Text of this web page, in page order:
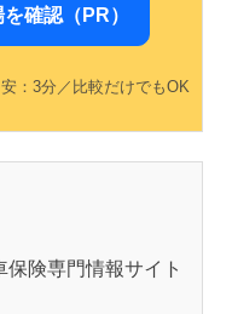
確認（PR）
安：3分／比較だけでもOK
険専門情報サイト